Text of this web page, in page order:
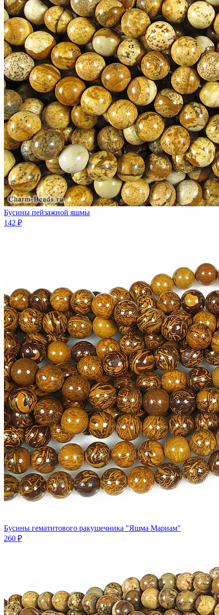
Бусины пейзажной яшмы
142 ₽
Бусины гематитового ракушечника "Яшма Мариам"
260 ₽